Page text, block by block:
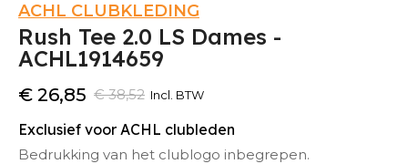
ACHL CLUBKLEDING
Rush Tee 2.0 LS Dames -
ACHL1914659
€ 38,52
€ 26,85 Incl. BTW
Exclusief voor ACHL clubleden
Bedrukking van het clublogo inbegrepen.